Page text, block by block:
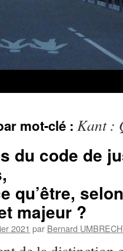
mot-clé : Kant :
du code de
qu’être,
majeur ?
2021 par Bernard